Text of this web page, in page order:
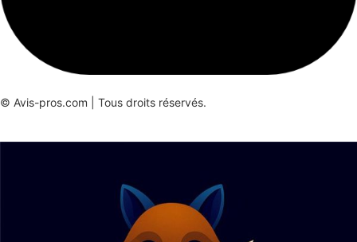
© Avis-pros.com | Tous droits réservés.